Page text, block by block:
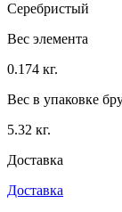
Серебристый
Вес элемента
0.174 кг.
Вес в упаковке
5.32 кг.
Доставка
Доставка